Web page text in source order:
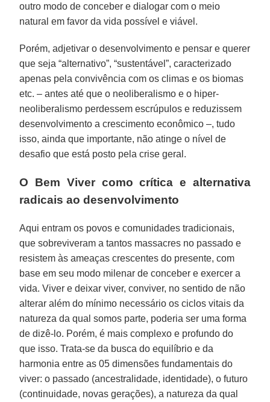
outro modo de conceber e dialogar com o meio
natural em favor da vida possível e viável.
Porém, adjetivar o desenvolvimento e pensar e querer
que seja “alternativo”, “sustentável”, caracterizado
apenas pela convivência com os climas e os biomas
etc. – antes até que o neoliberalismo e o hiper-
neoliberalismo perdessem escrúpulos e reduzissem
desenvolvimento a crescimento econômico –, tudo
isso, ainda que importante, não atinge o nível de
desafio que está posto pela crise geral.
O Bem Viver como crítica e alternativa
radicais ao desenvolvimento
Aqui entram os povos e comunidades tradicionais,
que sobreviveram a tantos massacres no passado e
resistem às ameaças crescentes do presente, com
base em seu modo milenar de conceber e exercer a
vida. Viver e deixar viver, conviver, no sentido de não
alterar além do mínimo necessário os ciclos vitais da
natureza da qual somos parte, poderia ser uma forma
de dizê-lo. Porém, é mais complexo e profundo do
que isso. Trata-se da busca do equilíbrio e da
harmonia entre as 05 dimensões fundamentais do
viver: o passado (ancestralidade, identidade), o futuro
(continuidade, novas gerações), a natureza da qual